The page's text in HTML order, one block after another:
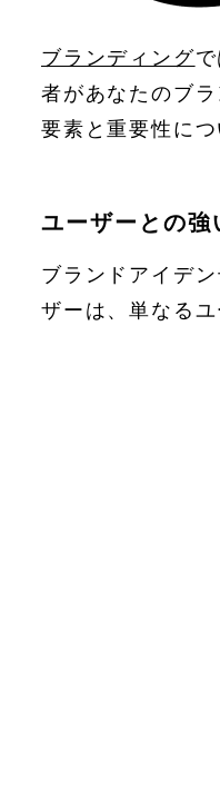
ブランディング
者があなたのブ
要素と重要性に
ユーザーとの強
ブランドアイデ
ザーは、単なる